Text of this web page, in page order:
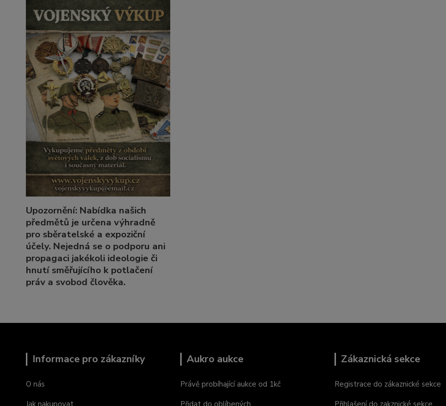
Upozornění: Nabídka našich
předmětů je určena výhradně
pro sběratelské a expoziční
účely. Nejedná se o podporu ani
propagaci jakékoli ideologie či
hnutí směřujícího k potlačení
práv a svobod člověka.
Informace pro zákazníky
O nás
Aukro aukce
Právě probíhající aukce od 1kč
Zákaznická sekce
Registrace do zákaznické sekce